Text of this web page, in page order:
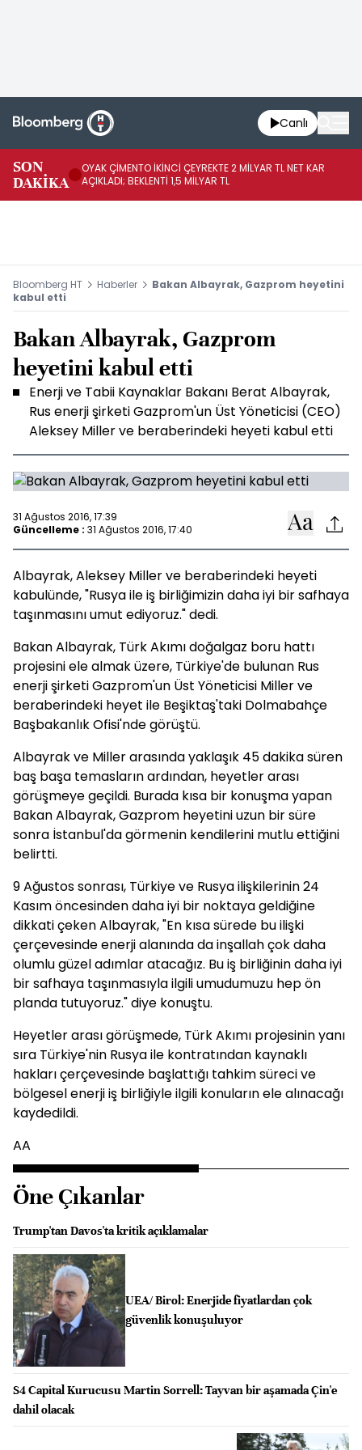
Canlı
SON
DAKİKA
OYAK ÇİMENTO İKİNCİ ÇEYREKTE 2 MİLYAR TL NET KAR
AÇIKLADI; BEKLENTİ 1,5 MİLYAR TL
Bloomberg HT Haberler
Bakan Albayrak, Gazprom heyetini
kabul etti
Bakan Albayrak, Gazprom
heyetini kabul etti
Enerji ve Tabii Kaynaklar Bakanı Berat Albayrak,
Rus enerji şirketi Gazprom'un Üst Yöneticisi (CEO)
Aleksey Miller ve beraberindeki heyeti kabul etti
31 Ağustos 2016, 17:39
Güncelleme : 31 Ağustos 2016, 17:40
Albayrak, Aleksey Miller ve beraberindeki heyeti
kabulünde, "Rusya ile iş birliğimizin daha iyi bir safhaya
taşınmasını umut ediyoruz." dedi.
Bakan Albayrak, Türk Akımı doğalgaz boru hattı
projesini ele almak üzere, Türkiye'de bulunan Rus
enerji şirketi Gazprom'un Üst Yöneticisi Miller ve
beraberindeki heyet ile Beşiktaş'taki Dolmabahçe
Başbakanlık Ofisi'nde görüştü.
Albayrak ve Miller arasında yaklaşık 45 dakika süren
baş başa temasların ardından, heyetler arası
görüşmeye geçildi. Burada kısa bir konuşma yapan
Bakan Albayrak, Gazprom heyetini uzun bir süre
sonra İstanbul'da görmenin kendilerini mutlu ettiğini
belirtti.
9 Ağustos sonrası, Türkiye ve Rusya ilişkilerinin 24
Kasım öncesinden daha iyi bir noktaya geldiğine
dikkati çeken Albayrak, "En kısa sürede bu ilişki
çerçevesinde enerji alanında da inşallah çok daha
olumlu güzel adımlar atacağız. Bu iş birliğinin daha iyi
bir safhaya taşınmasıyla ilgili umudumuzu hep ön
planda tutuyoruz." diye konuştu.
Heyetler arası görüşmede, Türk Akımı projesinin yanı
sıra Türkiye'nin Rusya ile kontratından kaynaklı
hakları çerçevesinde başlattığı tahkim süreci ve
bölgesel enerji iş birliğiyle ilgili konuların ele alınacağı
kaydedildi.
AA
Öne Çıkanlar
Trump'tan Davos'ta kritik açıklamalar
UEA/ Birol: Enerjide fiyatlardan çok
güvenlik konuşuluyor
S4 Capital Kurucusu Martin Sorrell: Tayvan bir aşamada Çin'e
dahil olacak